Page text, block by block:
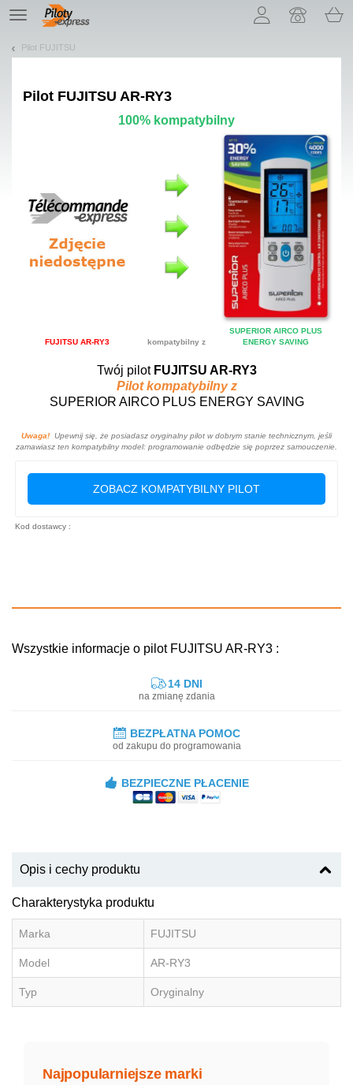
TE
navigation
Pilot FUJITSU
Pilot FUJITSU AR-RY3
100% kompatybilny
FUJITSU AR-RY3 kompatybilny z
SUPERIOR AIRCO PLUS
ENERGY SAVING
Twój pilot FUJITSU AR-RY3
Pilot kompatybilny z
SUPERIOR AIRCO PLUS ENERGY SAVING
Uwaga! Upewnij się, że posiadasz oryginalny pilot w dobrym stanie technicznym, jeśli
zamawiasz ten kompatybilny model: programowanie odbędzie się poprzez samouczenie.
ZOBACZ KOMPATYBILNY PILOT
Kod dostawcy :
Wszystkie informacje o pilot FUJITSU AR-RY3 :
14 DNI
na zmianę zdania
BEZPŁATNA POMOC
od zakupu do programowania
BEZPIECZNE PŁACENIE
Opis i cechy produktu
Charakterystyka produktu
Marka FUJITSU
Model AR-RY3
Typ Oryginalny
Najpopularniejsze marki
Pozwól, że przedstawimy nasze ciasteczka!